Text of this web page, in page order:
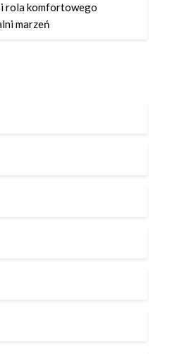
rola komfortowego
marzeń